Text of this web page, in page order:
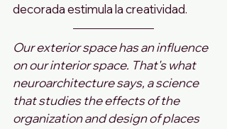
decorada estimula la creatividad.
Our exterior space has an influence
on our interior space. That's what
neuroarchitecture says, a science
that studies the effects of the
organization and design of places